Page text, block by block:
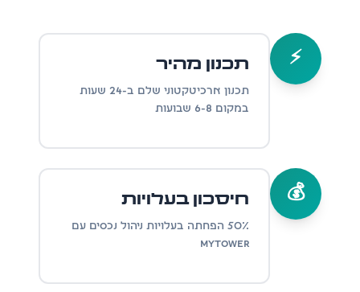
⚡ תכנון מהיר
תכנון ארכיטקטוני שלם ב-24 שעות
במקום 6-8 שבועות
💰 חיסכון בעלויות
50% הפחתה בעלויות ניהול נכסים עם
MyTower